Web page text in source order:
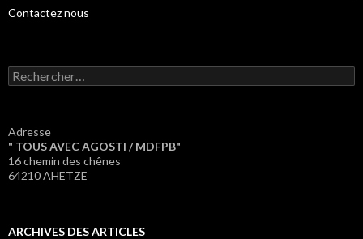
Contactez nous
Rechercher :
Adresse
" TOUS AVEC AGOSTI / MDFPB"
16 chemin des chênes
64210 AHETZE
ARCHIVES DES ARTICLES